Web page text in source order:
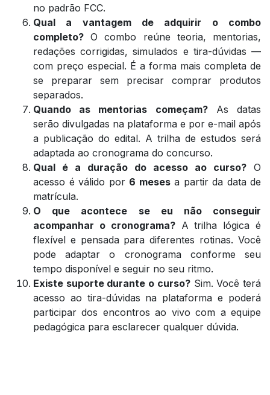
no padrão FCC.
Qual a vantagem de adquirir o combo
completo? O combo reúne teoria, mentorias,
redações corrigidas, simulados e tira-dúvidas —
com preço especial. É a forma mais completa de
se preparar sem precisar comprar produtos
separados.
Quando as mentorias começam?As datas
serão divulgadas na plataforma e por e-mail após
a publicação do edital. A trilha de estudos será
adaptada ao cronograma do concurso.
Qual é a duração do acesso ao curso? O
acesso é válido por 6 mesesa partir da data de
matrícula.
O que acontece se eu não conseguir
acompanhar o cronograma?A trilha lógica é
flexível e pensada para diferentes rotinas. Você
pode adaptar o cronograma conforme seu
tempo disponível e seguir no seu ritmo.
Existe suporte durante o curso?Sim. Você terá
acesso ao tira-dúvidas na plataforma e poderá
participar dos encontros ao vivo com a equipe
pedagógica para esclarecer qualquer dúvida.